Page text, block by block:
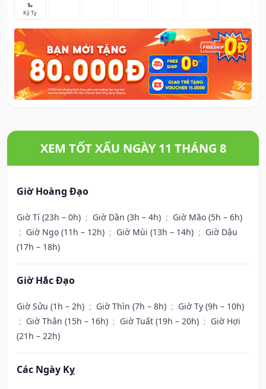
🐍
Kỷ Tỵ
XEM TỐT XẤU NGÀY 11 THÁNG 8
Giờ Hoàng Đạo
Giờ Tí (23h – 0h) ; Giờ Dần (3h – 4h) ; Giờ Mão (5h – 6h)
; Giờ Ngọ (11h – 12h) ; Giờ Mùi (13h – 14h) ; Giờ Dậu
(17h – 18h)
Giờ Hắc Đạo
Giờ Sửu (1h – 2h) ; Giờ Thìn (7h – 8h) ; Giờ Tỵ (9h – 10h)
; Giờ Thân (15h – 16h) ; Giờ Tuất (19h – 20h) ; Giờ Hợi
(21h – 22h)
Các Ngày Kỵ